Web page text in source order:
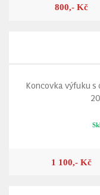
800,- Kč
Koncovka výfuku s
1 100,- Kč